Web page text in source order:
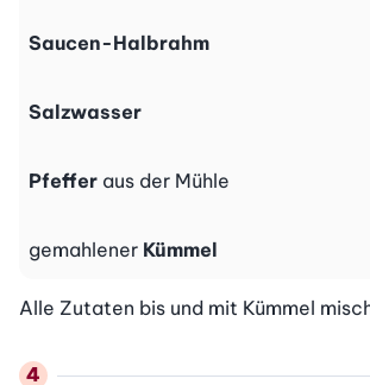
Saucen-Halbrahm
Salzwasser
Pfeffer aus der Mühle
gemahlener Kümmel
Alle Zutaten bis und mit Kümmel